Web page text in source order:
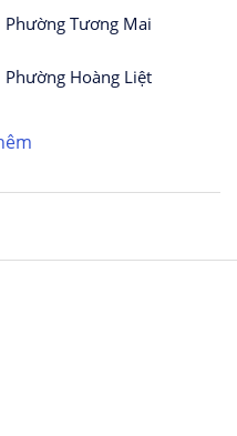
Phường Tương Mai
Phường Hoàng Liệt